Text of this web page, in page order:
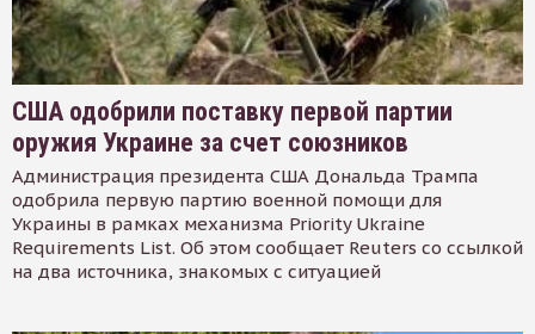
США одобрили поставку первой партии
оружия Украине за счет союзников
Администрация президента США Дональда Трампа
одобрила первую партию военной помощи для
Украины в рамках механизма Priority Ukraine
Requirements List. Об этом сообщает Reuters со ссылкой
на два источника, знакомых с ситуацией